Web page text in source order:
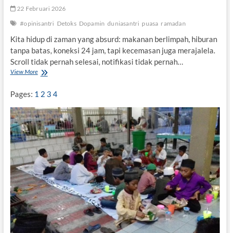
22 Februari 2026
#opinisantri Detoks Dopamin duniasantri puasa ramadan
Kita hidup di zaman yang absurd: makanan berlimpah, hiburan
tanpa batas, koneksi 24 jam, tapi kecemasan juga merajalela.
Scroll tidak pernah selesai, notifikasi tidak pernah…
View MoreP
s
a
d
a
n
D
e
t
o
k
s
D
o
Pages: 1 2 3 4